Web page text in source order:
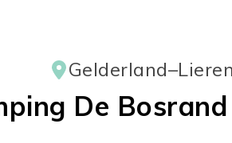
Gelderland–Lieren
De